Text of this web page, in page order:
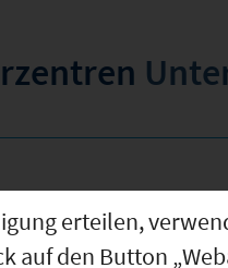
erteilen,
auf den Button